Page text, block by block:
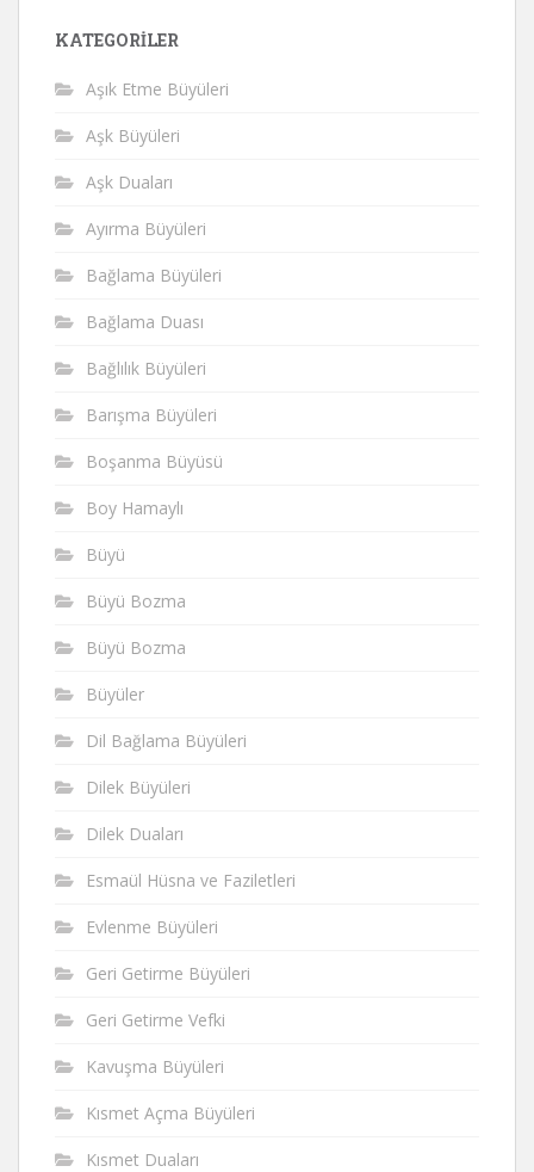
KATEGORILER
Aşık Etme Büyüleri
Aşk Büyüleri
Aşk Duaları
Ayırma Büyüleri
Bağlama Büyüleri
Bağlama Duası
Bağlılık Büyüleri
Barışma Büyüleri
Boşanma Büyüsü
Boy Hamaylı
Büyü
Büyü Bozma
Büyü Bozma
Büyüler
Dil Bağlama Büyüleri
Dilek Büyüleri
Dilek Duaları
Esmaül Hüsna ve Faziletleri
Evlenme Büyüleri
Geri Getirme Büyüleri
Geri Getirme Vefki
Kavuşma Büyüleri
Kısmet Açma Büyüleri
Kısmet Duaları